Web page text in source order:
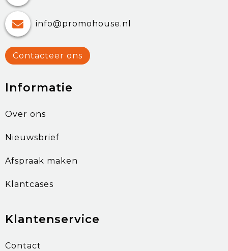
info@promohouse.nl
Contacteer ons
Informatie
Over ons
Nieuwsbrief
Afspraak maken
Klantcases
Klantenservice
Contact